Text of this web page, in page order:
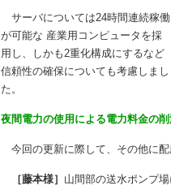
サーバについては24時間連続稼働
が可能な 産業用コンピュータを採
用し、しかも2重化構成にするなど
信頼性の確保についても考慮しまし
た。
夜間電力の使用による電力料金の
今回の更新に際して、その他に配
［藤本様］ 山間部の送水ポンプ